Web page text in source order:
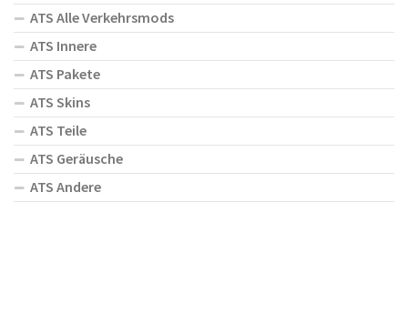
ATS Alle Verkehrsmods
ATS Innere
ATS Pakete
ATS Skins
ATS Teile
ATS Geräusche
ATS Andere